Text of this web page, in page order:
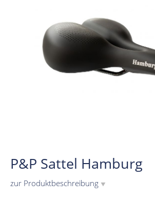
P&P Sattel Hamburg
zur Produktbeschreibung ▼